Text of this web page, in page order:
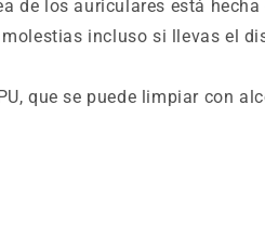
de los auriculares está
incluso si llevas el
que se puede limpiar con